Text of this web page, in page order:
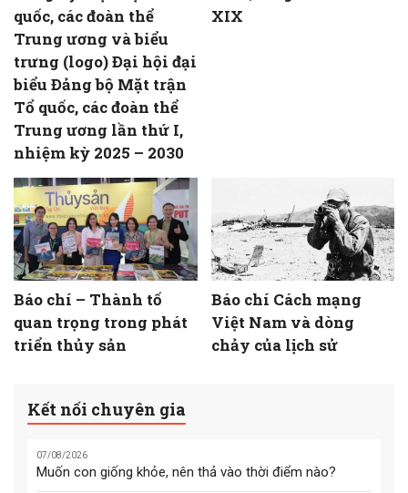
quốc, các đoàn thể
Trung ương và biểu
trưng (logo) Đại hội đại
biểu Đảng bộ Mặt trận
Tổ quốc, các đoàn thể
Trung ương lần thứ I,
nhiệm kỳ 2025 – 2030
XIX
Báo chí – Thành tố
quan trọng trong phát
triển thủy sản
Báo chí Cách mạng
Việt Nam và dòng
chảy của lịch sử
Kết nối chuyên gia
07/08/2026
Muốn con giống khỏe, nên thả vào thời điểm nào?